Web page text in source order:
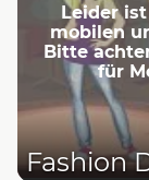
Leider
mobilen
Bitte
für
Fashion